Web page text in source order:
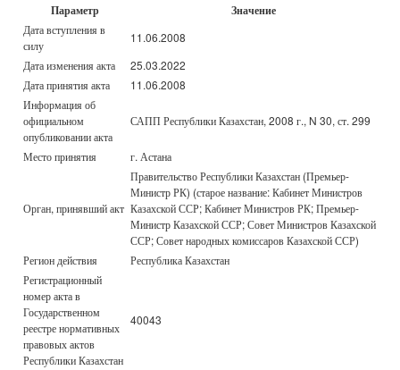
Параметр Значение
Дата вступления в
силу
11.06.2008
Дата изменения акта
25.03.2022
Дата принятия акта
11.06.2008
Информация об
официальном
опубликовании акта
САПП Республики Казахстан, 2008 г., N 30, ст. 299
Место принятия г. Астана
Орган, принявший акт
Правительство Республики Казахстан (Премьер-
Министр РК) (старое название: Кабинет Министров
Казахской ССР; Кабинет Министров РК; Премьер-
Министр Казахской ССР; Совет Министров Казахской
ССР; Совет народных комиссаров Казахской ССР)
Регион действия
Республика Казахстан
Регистрационный
номер акта в
Государственном
реестре нормативных
правовых актов
Республики Казахстан
40043